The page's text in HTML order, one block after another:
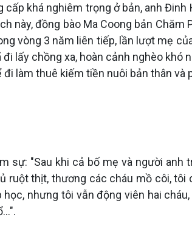
khá nghiêm trọng ở bản, anh
này, đồng bào Ma Coong bản
vòng 3 năm liên tiếp, lần lượt mẹ
lấy chồng xa, hoàn cảnh nghèo
làm thuê kiếm tiền nuôi bản thân và
sự: "Sau khi cả bố mẹ và người
ruột thịt, thương các cháu mồ côi,
nhưng tôi vẫn động viên hai